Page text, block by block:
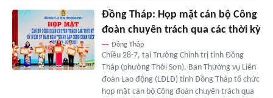
Đồng Tháp: Họp mặt cán bộ Công
đoàn chuyên trách qua các thời kỳ
Đồng Tháp
Chiều 28-7, tại Trường Chính trị tỉnh Đồng
Tháp (phường Thới Sơn), Ban Thường vụ Liên
đoàn Lao động (LĐLĐ) tỉnh Đồng Tháp tổ chức
họp mặt cán bộ Công đoàn chuyên trách qua